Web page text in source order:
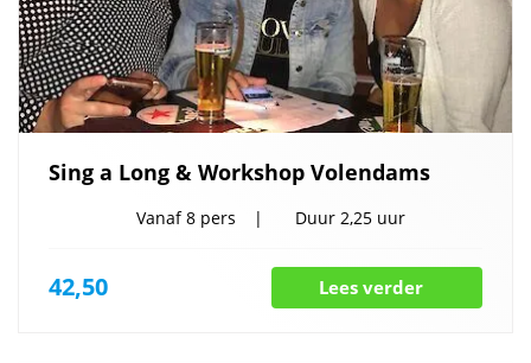
Sing a Long & Workshop Volendams
Vanaf8 pers Duur 2,25 uur
42,50 Lees verder